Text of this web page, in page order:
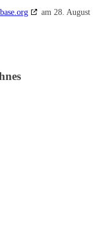
am 28. August